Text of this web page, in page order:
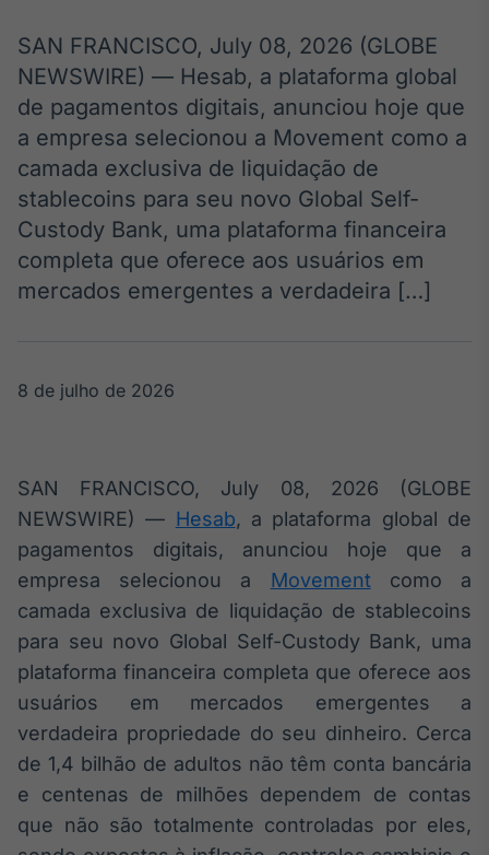
tempo real
Broadcast
Energia
O setor de
energia elétrica
no Brasil
Broadcast
White Label
Soluções de Dados
OTC
Plataforma para
negociação de
ativos
Broadcast
Datafeed
APIs para
integração de
conteúdos e
dados
Ticker
Cotações e
SAN FRANCISCO, July 08, 2026 (GLOBE
NEWSWIRE) — Hesab, a plataforma global
de pagamentos digitais, anunciou hoje que
a empresa selecionou a Movement como a
camada exclusiva de liquidação de
stablecoins para seu novo Global Self-
Custody Bank, uma plataforma financeira
completa que oferece aos usuários em
mercados emergentes a verdadeira […]
8 de julho de 2026
SAN FRANCISCO, July 08, 2026 (GLOBE
NEWSWIRE) — Hesab, a plataforma global de
pagamentos digitais, anunciou hoje que a
empresa selecionou a Movement como a
camada exclusiva de liquidação de stablecoins
para seu novo Global Self-Custody Bank, uma
plataforma financeira completa que oferece aos
usuários em mercados emergentes a
verdadeira propriedade do seu dinheiro. Cerca
de 1,4 bilhão de adultos não têm conta bancária
e centenas de milhões dependem de contas
que não são totalmente controladas por eles,